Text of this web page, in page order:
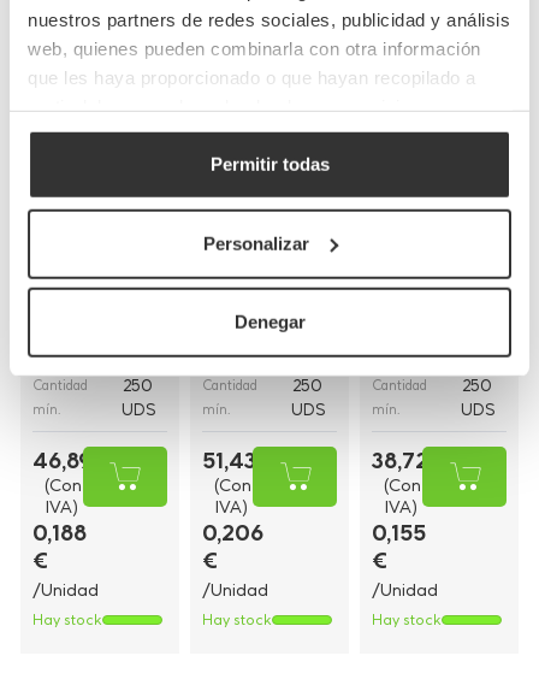
nuestros partners de redes sociales, publicidad y análisis
web, quienes pueden combinarla con otra información
que les haya proporcionado o que hayan recopilado a
Permitir todas
Personalizar
Denegar
Bolsas de papel
(26+20x32cm)
Medidas26+20x32cm
Cantidad
mín.
250
UDS
46,89 €
(Con
IVA)
0,188
€
/Unidad
Hay stock
Bolsas de papel
rizada
(30+18x29cm)
ReferenciaBP16BCO
Medidas30+18x29cm
Cantidad
mín.
250
UDS
51,43 €
(Con
IVA)
0,206
€
/Unidad
Hay stock
Bolsas de papel
(28+17x29cm)
Medidas28+17x29cm
Cantidad
mín.
250
UDS
38,72 €
(Con
IVA)
0,155
€
/Unidad
Hay stock